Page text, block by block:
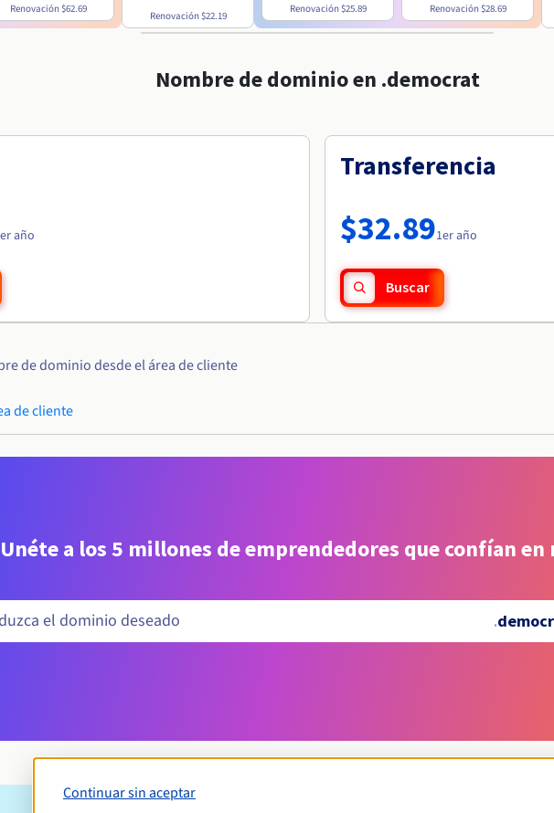
Renovación$62.69
Renovación$22.19
Renovación$25.89 Renovación$28.69
Nombre de dominio en .democrat
año
Transferencia
$32.891er año
Buscar
de dominio desde el área de cliente
de cliente
Unéte a los 5 millones de emprendedores que confían en
.
Continuar sin aceptar